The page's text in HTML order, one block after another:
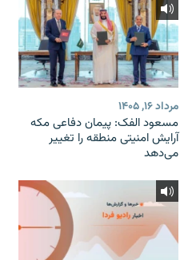
مرداد ۱۶, ۱۴۰۵
مسعود الفک: پیمان دفاعی مکه
آرایش امنیتی منطقه را تغییر
می‌دهد